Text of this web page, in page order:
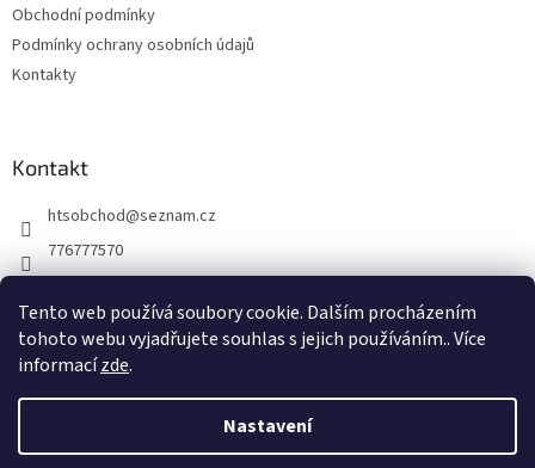
Tento web používá soubory cookie. Dalším procházením
tohoto webu vyjadřujete souhlas s jejich používáním.. Více
informacízde.
Nastavení
Obchodní podmínky
Podmínky ochrany osobních údajů
Kontakty
Kontakt
htsobchod@seznam.cz
776777570
https://www.facebook.com/Elektro-Vr%C5%A1ovick%C3%A1-229
214624677338
Vytvořil Shoptet